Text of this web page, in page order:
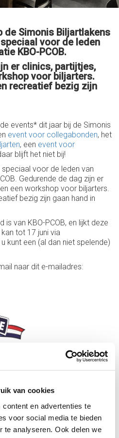
van cookies
en advertenties te
voor social media te bieden
te analyseren. Ook delen we
de Simonis Biljartlakens
voor de leden
KBO-PCOB.
er clinics, partijtjes,
voor biljarters.
recreatief bezig zijn
events* dit jaar bij de Simonis
event voor collegabonden, het
, een event voor
blijft het niet bij!
voor de leden van
Gedurende de dag zijn er
een workshop voor biljarters.
bezig zijn gaan hand in
is van KBO-PCOB, en lijkt deze
tot 17 juni via
u kunt een (al dan niet spelende)
naar dit e-mailadres:
Landsfinale via
artikelen) of
biljartlakens-landsfinale-2023